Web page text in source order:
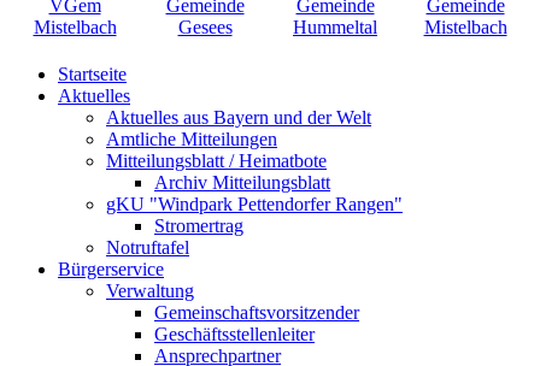
Startseite
Aktuelles
Aktuelles aus Bayern und der Welt
Amtliche Mitteilungen
Mitteilungsblatt / Heimatbote
Archiv Mitteilungsblatt
gKU "Windpark Pettendorfer Rangen"
Stromertrag
Notruftafel
Bürgerservice
Verwaltung
Gemeinschaftsvorsitzender
Geschäftsstellenleiter
Ansprechpartner